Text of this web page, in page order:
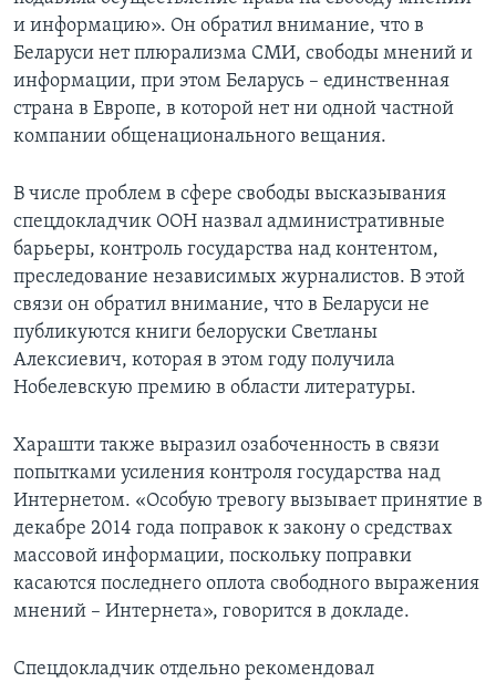
и информацию». Он обратил внимание, что в
Беларуси нет плюрализма СМИ, свободы мнений и
информации, при этом Беларусь – единственная
страна в Европе, в которой нет ни одной частной
компании общенационального вещания.
В числе проблем в сфере свободы высказывания
спецдокладчик ООН назвал административные
барьеры, контроль государства над контентом,
преследование независимых журналистов. В этой
связи он обратил внимание, что в Беларуси не
публикуются книги белоруски Светланы
Алексиевич, которая в этом году получила
Нобелевскую премию в области литературы.
Харашти также выразил озабоченность в связи
попытками усиления контроля государства над
Интернетом. «Особую тревогу вызывает принятие в
декабре 2014 года поправок к закону о средствах
массовой информации, поскольку поправки
касаются последнего оплота свободного выражения
мнений – Интернета», говорится в докладе.
Спецдокладчик отдельно рекомендовал